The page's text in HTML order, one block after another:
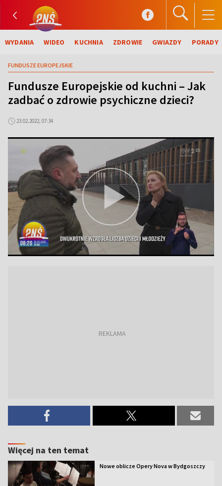
WYDANIA WIDEO KUCHNIA ZDROWIE GWIAZDY PORADY
FUNDUSZE EUROPEJSKIE
Fundusze Europejskie od kuchni – Jak
zadbać o zdrowie psychiczne dzieci?
23.02.2022, 07:34
Więcej na ten temat
Nowe oblicze Opery Nova w Bydgoszczy